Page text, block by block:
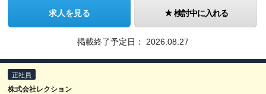
求人を見る 検討中に入れる
掲載終了予定日： 2026.08.27
正社員
株式会社レクション